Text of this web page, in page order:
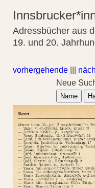
Adressbücher aus
19. und 20.
vorhergehende
Neue
Name